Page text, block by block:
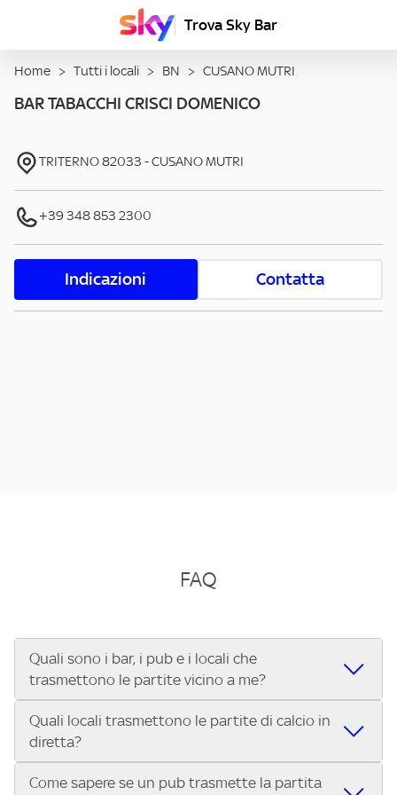
Trova Sky Bar
Home > Tutti i locali > BN > CUSANO MUTRI
BAR TABACCHI CRISCI DOMENICO
TRITERNO82033 -CUSANO MUTRI
+39 348 853 2300
Indicazioni Contatta
FAQ
Quali sono i bar, i pub e i locali che
trasmettono le partite vicino a me?
Se cerchi un bar, pub, ristorante o locale vicino a te per
vedere le partite di Serie A ENILIVE, la Serie C Sky Wifi, la
UEFA Champions League, la UEFA Europa League, la UEFA
Conference League, il Tennis, la Formula 1®, la MotoGP™ e
Quali locali trasmettono le partite di calcio in
diretta?
Vuoi sapere quali bar, pub o ristoranti mostrano le partite
Come sapere se un pub trasmette la partita